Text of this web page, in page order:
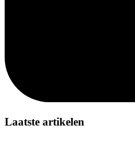
Laatste artikelen